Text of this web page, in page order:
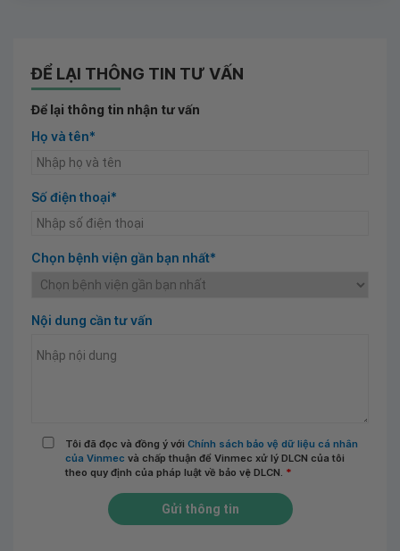
ĐỂ LẠI THÔNG TIN TƯ VẤN
Để lại thông tin nhận tư vấn
Họ và tên*
Số điện thoại*
Chọn bệnh viện gần bạn nhất*
Nội dung cần tư vấn
Tôi đã đọc và đồng ý với Chính sách bảo vệ dữ liệu cá nhân
của Vinmec và chấp thuận để Vinmec xử lý DLCN của tôi
theo quy định của pháp luật về bảo vệ DLCN. *
Gửi thông tin